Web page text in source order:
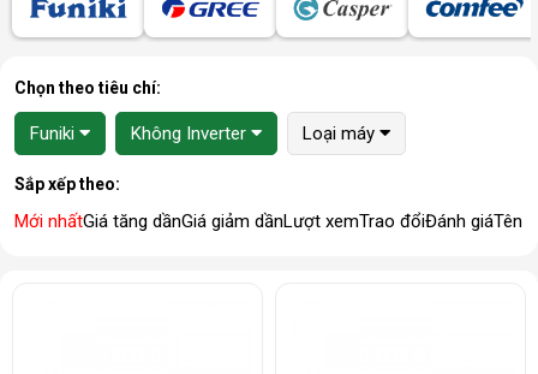
Chọn theo tiêu chí:
Funiki Không Inverter Loại máy
Sắp xếp theo:
Mới nhấtGiá tăng dầnGiá giảm dầnLượt xemTrao đổiĐánh giáTên